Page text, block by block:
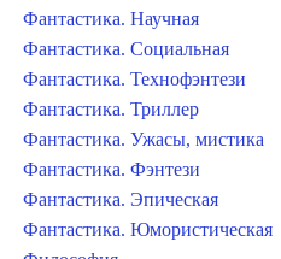
Фантастика. Научная
Фантастика. Социальная
Фантастика. Технофэнтези
Фантастика. Триллер
Фантастика. Ужасы, мистика
Фантастика. Фэнтези
Фантастика. Эпическая
Фантастика. Юмористическая